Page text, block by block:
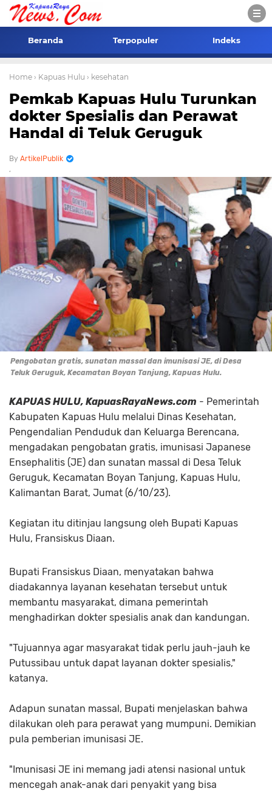
Beranda Terpopuler Indeks
Home › Kapuas Hulu › kesehatan
Pemkab Kapuas Hulu Turunkan
dokter Spesialis dan Perawat
Handal di Teluk Geruguk
ArtikelPublik
Pengobatan gratis, sunatan massal dan imunisasi JE, di Desa
Teluk Geruguk, Kecamatan Boyan Tanjung, Kapuas Hulu.
KAPUAS HULU, KapuasRayaNews.com - Pemerintah
Kabupaten Kapuas Hulu melalui Dinas Kesehatan,
Pengendalian Penduduk dan Keluarga Berencana,
mengadakan pengobatan gratis, imunisasi Japanese
Ensephalitis (JE) dan sunatan massal di Desa Teluk
Geruguk, Kecamatan Boyan Tanjung, Kapuas Hulu,
Kalimantan Barat, Jumat (6/10/23).
Kegiatan itu ditinjau langsung oleh Bupati Kapuas
Hulu, Fransiskus Diaan.
Bupati Fransiskus Diaan, menyatakan bahwa
diadakannya layanan kesehatan tersebut untuk
membantu masyarakat, dimana pemerintah
menghadirkan dokter spesialis anak dan kandungan.
"Tujuannya agar masyarakat tidak perlu jauh-jauh ke
Putussibau untuk dapat layanan dokter spesialis,"
katanya.
Adapun sunatan massal, Bupati menjelaskan bahwa
dilakukan oleh para perawat yang mumpuni. Demikian
pula pemberian imunisasi JE.
"Imunisasi JE ini memang jadi atensi nasional untuk
mencegah anak-anak dari penyakit yang bisa